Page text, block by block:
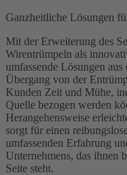
Ganzheitliche Lösungen
Mit der Erweiterung des
Wirentrümpeln als
umfassende Lösungen
Übergang von der
Kunden Zeit und Mühe,
Quelle bezogen werden
Herangehensweise
sorgt für einen
umfassenden Erfahrung
Unternehmens, das ihnen
Seite steht.